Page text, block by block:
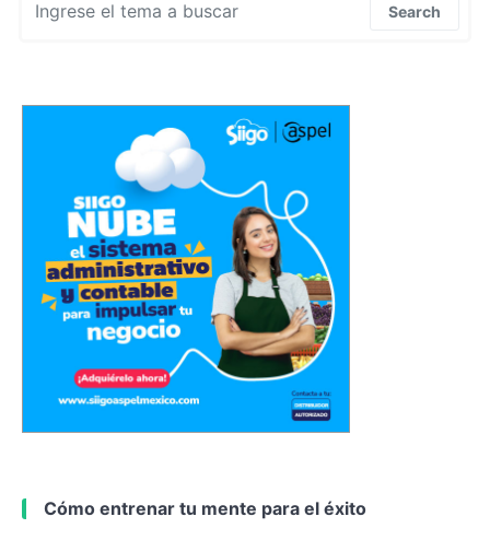
Search
Cómo entrenar tu mente para el éxito